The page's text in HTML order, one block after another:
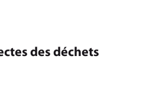
des déchets